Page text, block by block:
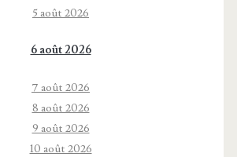
5 août 2026
6 août 2026
7 août 2026
8 août 2026
9 août 2026
10 août 2026